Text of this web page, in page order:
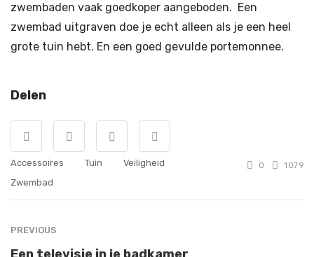
zwembaden vaak goedkoper aangeboden. Een
zwembad uitgraven doe je echt alleen als je een heel
grote tuin hebt. En een goed gevulde portemonnee.
Delen
Accessoires Tuin
Veiligheid
Zwembad
0 1079
PREVIOUS